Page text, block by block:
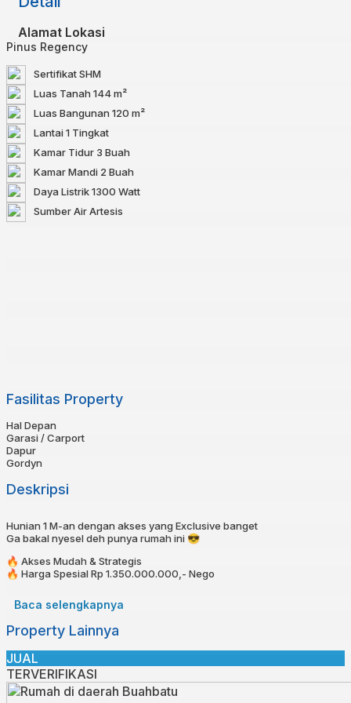
Alamat Lokasi
Pinus Regency
SertifikatSHM
Luas Tanah 144 m²
Luas Bangunan 120 m²
Lantai1 Tingkat
Kamar Tidur 3 Buah
Kamar Mandi 2 Buah
Daya Listrik1300 Watt
Sumber AirArtesis
Fasilitas Property
Hal Depan
Garasi / Carport
Dapur
Gordyn
Deskripsi
Hunian 1 M-an dengan akses yang Exclusive banget
Ga bakal nyesel deh punya rumah ini 😎
🔥 Akses Mudah & Strategis
🔥 Harga Spesial Rp 1.350.000.000,- Nego
🔥 KPR bisa dibantu!⁣⁣⁣⁣⁣
🔥 Bebas Banjir⁣⁣
⁣⁣📍 2 menit ke Mainroad Soetta
⁣⁣📍 15 menit ke Metro Indah Mall (MIM)
Spesifikasi⁣⁣⁣⁣
Sertifikat : SHM LENGKAP
Baca selengkapnya
Property Lainnya
JUAL
TERVERIFIKASI